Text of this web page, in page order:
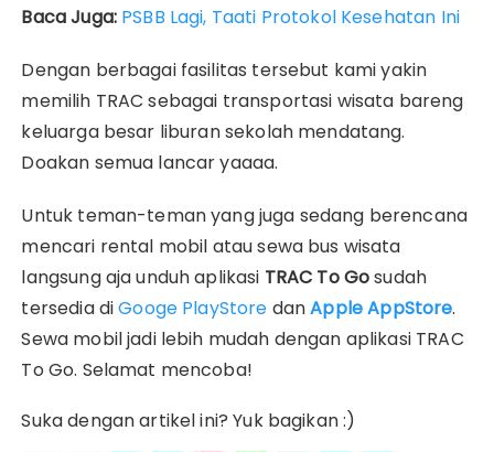
Baca Juga: PSBB Lagi, Taati Protokol Kesehatan Ini
Dengan berbagai fasilitas tersebut kami yakin
memilih TRAC sebagai transportasi wisata bareng
keluarga besar liburan sekolah mendatang.
Doakan semua lancar yaaaa.
Untuk teman-teman yang juga sedang berencana
mencari rental mobil atau sewa bus wisata
langsung aja unduh aplikasi TRAC To Gosudah
tersediadiGooge PlayStore danAppleAppStore.
Sewa mobil jadi lebih mudah dengan aplikasi TRAC
To Go. Selamat mencoba!
Suka dengan artikel ini? Yuk bagikan :)